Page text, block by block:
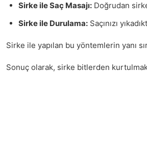
Sirke ile Saç Masajı: Doğrudan
Sirke ile Durulama: Saçınızı
Sirke ile yapılan bu yöntemlerin yanı
Sonuç olarak, sirke bitlerden